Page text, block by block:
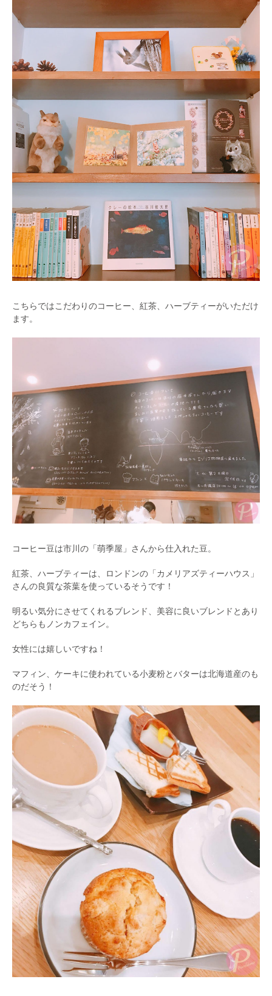
こちらではこだわりのコーヒー、紅茶、ハーブティーがいただけ
ます。
コーヒー豆は市川の「萌季屋」さんから仕入れた豆。
紅茶、ハーブティーは、ロンドンの「カメリアズティーハウス」
さんの良質な茶葉を使っているそうです！
明るい気分にさせてくれるブレンド、美容に良いブレンドとあり
どちらもノンカフェイン。
女性には嬉しいですね！
マフィン、ケーキに使われている小麦粉とバターは北海道産のも
のだそう！